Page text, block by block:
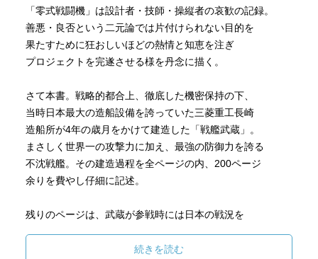
「零式戦闘機」は設計者・技師・操縦者の哀歓の記録。
善悪・良否という二元論では片付けられない目的を
果たすために狂おしいほどの熱情と知恵を注ぎ
プロジェクトを完遂させる様を丹念に描く。
さて本書。戦略的都合上、徹底した機密保持の下、
当時日本最大の造船設備を誇っていた三菱重工長崎
造船所が4年の歳月をかけて建造した「戦艦武蔵」。
まさしく世界一の攻撃力に加え、最強の防御力を誇る
不沈戦艦。その建造過程を全ページの内、200ページ
余りを費やし仔細に記述。
残りのページは、武蔵が参戦時には日本の戦況を
突撃し、肉弾特攻戦に向かうという捨て鉢状態。
続きを読む